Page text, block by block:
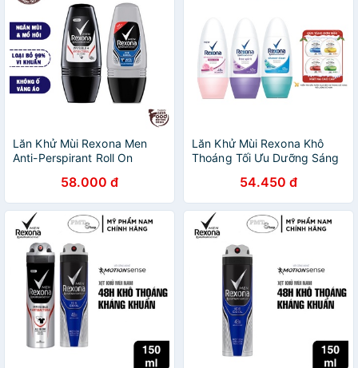
Lăn Khử Mùi Rexona Men
Anti-Perspirant Roll On
58.000 đ
Lăn Khử Mùi Rexona Khô
Thoáng Tối Ưu Dưỡng Sáng
Khoái Dành Cho Nữ 50ml
54.450 đ